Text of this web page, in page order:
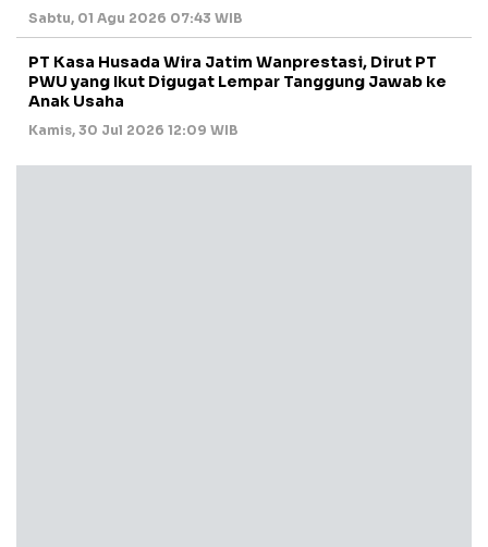
Sabtu, 01 Agu 2026 07:43 WIB
PT Kasa Husada Wira Jatim Wanprestasi, Dirut PT
PWU yang Ikut Digugat Lempar Tanggung Jawab ke
Anak Usaha
Kamis, 30 Jul 2026 12:09 WIB